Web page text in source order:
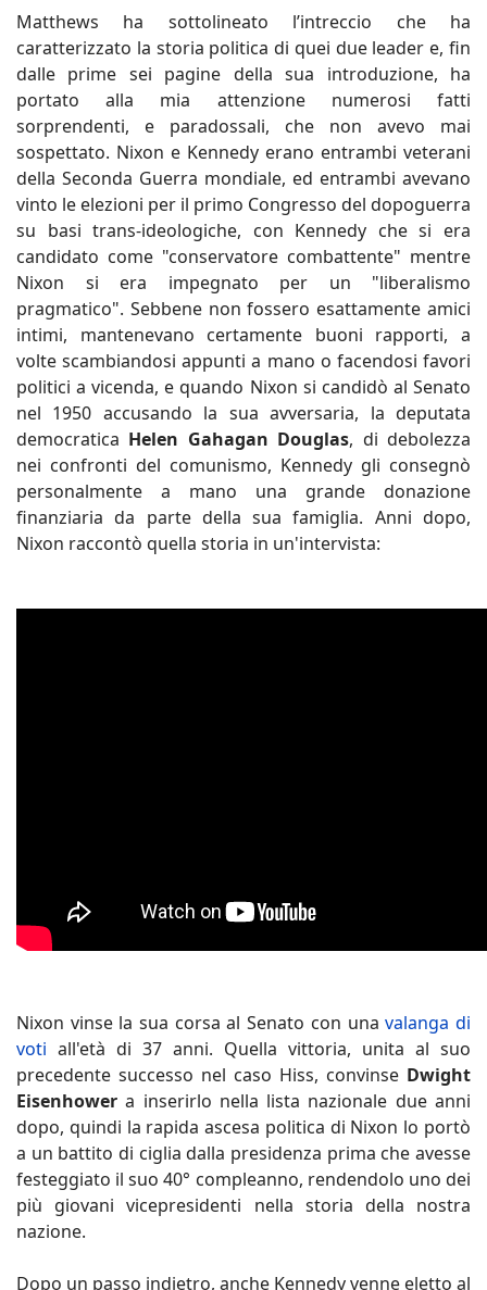
Matthews ha sottolineato l’intreccio che ha
caratterizzato la storia politica di quei due leader e, fin
dalle prime sei pagine della sua introduzione, ha
portato alla mia attenzione numerosi fatti
sorprendenti, e paradossali, che non avevo mai
sospettato. Nixon e Kennedy erano entrambi veterani
della Seconda Guerra mondiale, ed entrambi avevano
vinto le elezioni per il primo Congresso del dopoguerra
su basi trans-ideologiche, con Kennedy che si era
candidato come "conservatore combattente" mentre
Nixon si era impegnato per un "liberalismo
pragmatico". Sebbene non fossero esattamente amici
intimi, mantenevano certamente buoni rapporti, a
volte scambiandosi appunti a mano o facendosi favori
politici a vicenda, e quando Nixon si candidò al Senato
nel 1950 accusando la sua avversaria, la deputata
democratica Helen Gahagan Douglas, di debolezza
nei confronti del comunismo, Kennedy gli consegnò
personalmente a mano una grande donazione
finanziaria da parte della sua famiglia. Anni dopo,
Nixon raccontò quella storia in un'intervista:
Nixon vinse la sua corsa al Senato con unavalanga di
voti all'età di 37 anni. Quella vittoria, unita al suo
precedente successo nel caso Hiss, convinse Dwight
Eisenhower a inserirlo nella lista nazionale due anni
dopo, quindi la rapida ascesa politica di Nixon lo portò
a un battito di ciglia dalla presidenza prima che avesse
festeggiato il suo 40° compleanno, rendendolo uno dei
più giovani vicepresidenti nella storia della nostra
nazione.
Dopo un passo indietro, anche Kennedy venne eletto al